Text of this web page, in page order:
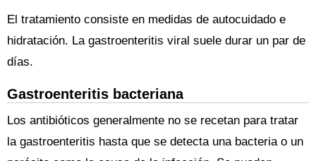
El tratamiento consiste en medidas de autocuidado e
hidratación. La gastroenteritis viral suele durar un par de
días.
Gastroenteritis bacteriana
Los antibióticos generalmente no se recetan para tratar
la gastroenteritis hasta que se detecta una bacteria o un